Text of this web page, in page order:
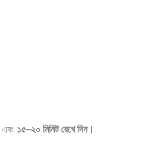
১৫–২০ মিনিট রেখে দিন।